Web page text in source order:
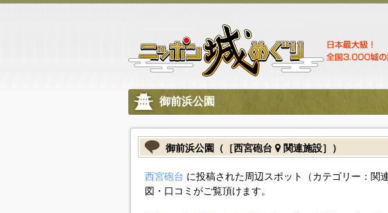
御前浜公園
御前浜公園（［西宮砲台 関連施設］）
西宮砲台 に投稿された周辺スポット（カテゴリー：関
図・口コミがご覧頂けます。